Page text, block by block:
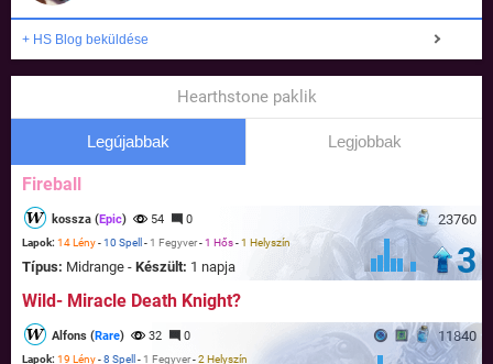
+ HS Blog beküldése
Hearthstone paklik
Legújabbak Legjobbak
Fireball
23760
kossza (Epic) 54 0
Lapok: 14 Lény-10 Spell - 1 Fegyver-1 Hős-1 Helyszín
Típus: Midrange - Készült: 1 napja 3
Wild- Miracle Death Knight?
11840
Alfons (Rare) 32 0
Lapok: 19 Lény-8 Spell - 1 Fegyver-2 Helyszín